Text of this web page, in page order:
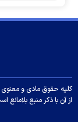
کلیه حقوق مادی و معنوی
از آن با ذکر منبع بلامانع